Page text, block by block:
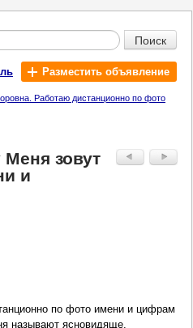
Поиск
Разместить объявление
Работаю дистанционно по фото
Меня зовут
и
по фото имени и цифрам
называют ясновидяще,